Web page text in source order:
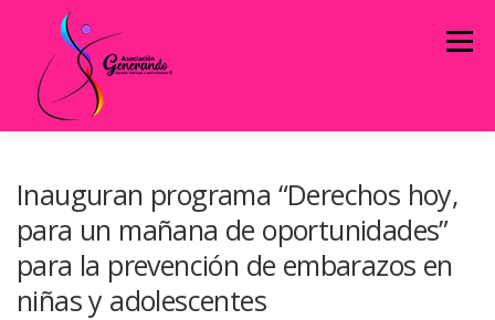
Menú
ESTRATEGIAS DE INTERVENCIÓN
Inauguran programa “Derechos hoy,
para un mañana de oportunidades”
para la prevención de embarazos en
niñas y adolescentes